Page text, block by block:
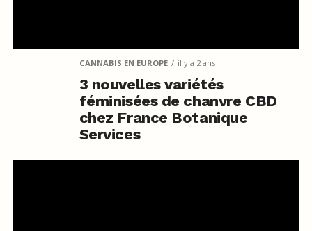
CANNABIS EN EUROPE il y a 2 ans
3 nouvelles variétés
féminisées de chanvre CBD
chez France Botanique
Services